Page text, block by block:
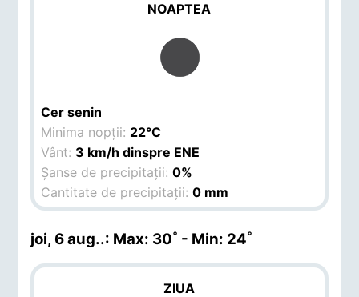
NOAPTEA
Cer senin
Minima nopții: 22°C
Vânt: 3 km/h dinspre ENE
Șanse de precipitații:0%
Cantitate de precipitații:0 mm
joi, 6 aug..: Max: 30˚ - Min: 24˚
ZIUA